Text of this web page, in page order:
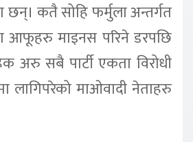
छन्। कतै सोहि फर्मुला अन्तर्गत
आफूहरु माइनस परिने डरपछि
सबै पार्टी एकता विरोधी
लागिपरेको माओवादी नेताहरु